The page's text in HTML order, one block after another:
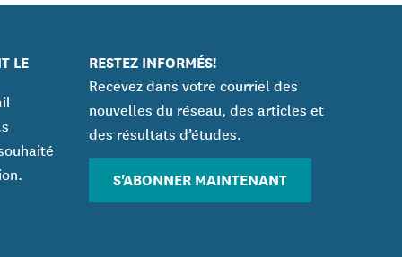
LE RESTEZ INFORMÉS!
Recevez dans votre courriel des
nouvelles du réseau, des articles et
des résultats d’études.
S'ABONNER MAINTENANT